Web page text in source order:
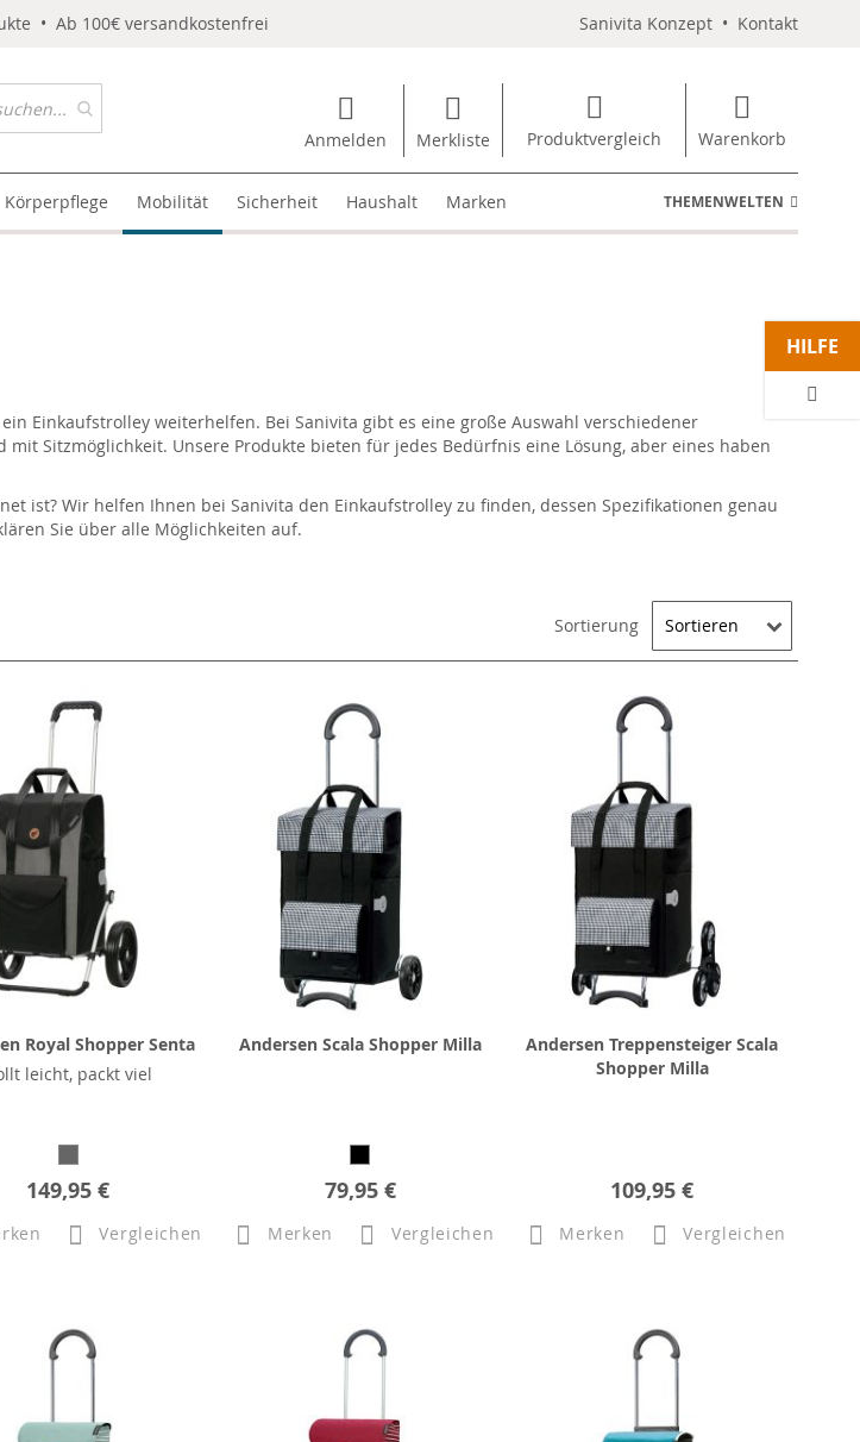
• Ab 100€ versandkostenfrei Sanivita Konzept • Kontakt
Anmelden Merkliste Produktvergleich Warenkorb
Körperpflege Mobilität Sicherheit Haushalt Marken THEMENWELTEN
Einkaufstrolley weiterhelfen. Bei Sanivita gibt es eine große Auswahl verschiedener
Sitzmöglichkeit. Unsere Produkte bieten für jedes Bedürfnis eine Lösung, aber eines haben
ist? Wir helfen Ihnen bei Sanivita den Einkaufstrolley zu finden, dessen Spezifikationen genau
Sie über alle Möglichkeiten auf.
Sortierung
Royal Shopper Senta
leicht, packt viel
149,95 €
Vergleichen
Andersen Scala Shopper Milla
79,95 €
Merken Vergleichen
Andersen Treppensteiger Scala
Shopper Milla
109,95 €
Merken Vergleichen
HILFE